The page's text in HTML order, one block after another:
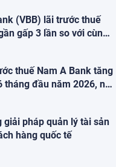
(VBB) lãi trước thuế
gấp 3 lần so với cùng
thuế Nam A Bank tăng
tháng đầu năm 2026, nợ
giải pháp quản lý tài sản
hàng quốc tế